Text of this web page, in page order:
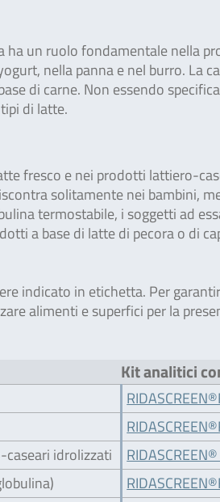
ha un ruolo fondamentale nella
nella panna e nel burro. La
di carne. Non essendo
di latte.
fresco e nei prodotti lattiero-
solitamente nei bambini,
termostabile, i soggetti ad
a base di latte di pecora o di
indicato in etichetta. Per
alimenti e superfici per la
Kit analitici
idrolizzati